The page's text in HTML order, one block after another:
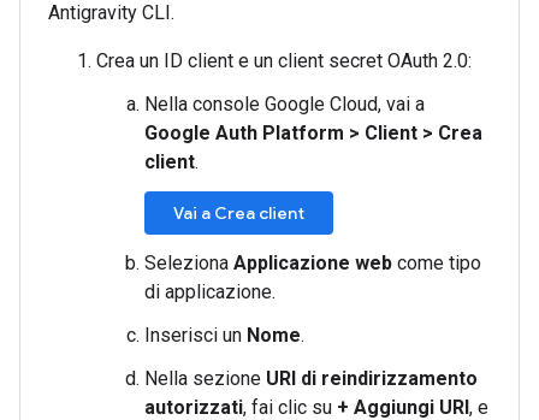
Antigravity CLI.
Crea un ID client e un client secret OAuth 2.0:
Nella console Google Cloud, vai a
Google Auth Platform > Client > Crea
client.
Vai a Crea client
Seleziona Applicazione web come tipo
di applicazione.
Inserisci un Nome.
Nella sezione URI di reindirizzamento
autorizzati, fai clic su + Aggiungi URI, e